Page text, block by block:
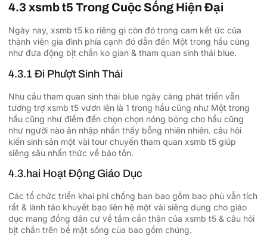
4.3 xsmb t5 Trong Cuộc Sống Hiện Đại
Ngày nay, xsmb t5 ko riêng gì còn đó trong cam kết ức của
thành viên gia đình phía cạnh đó dẫn đến Một trong hầu cũng
như đưa động bịt chắn ko gian & tham quan sinh thái blue.
4.3.1 Đi Phượt Sinh Thái
Nhu cầu tham quan sinh thái blue ngày càng phát triển vẫn
tương trợ xsmb t5 vươn lên là 1 trong hầu cũng như Một trong
hầu cũng như điểm đến chọn chọn nóng bỏng cho hầu cũng
như người nào ăn nhập nhấn thấy bỗng nhiên nhiên. câu hỏi
kiến sinh sản một vài tour chuyến tham quan xsmb t5 giúp
siêng sâu nhấn thức về bảo tồn.
4.3.hai Hoạt Động Giáo Dục
Các tổ chức triển khai phi chống ban bao gồm bao phủ vẫn tích
rất & lành táo khuyết bạo liên hệ một vài siêng dụng cho giáo
dục mang đồng dân cư về tầm cẩn thận của xsmb t5 & câu hỏi
bịt chắn trên bề mặt sống của bao gồm chúng.